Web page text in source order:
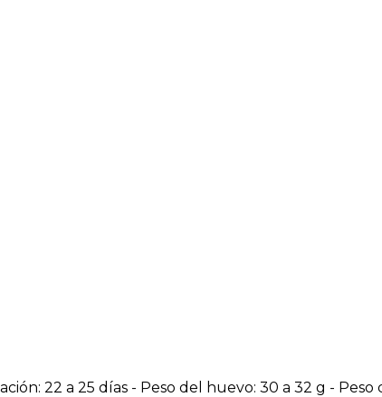
22 a 25 días - Peso del huevo: 30 a 32 g -